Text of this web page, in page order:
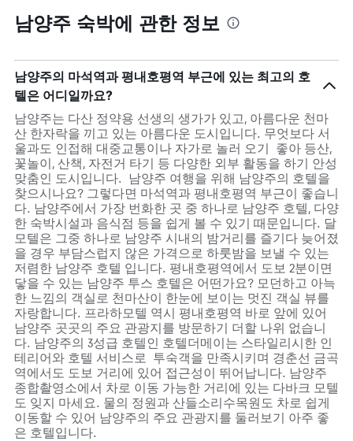
남양주 숙박에 관한 정보
남양주의 마석역과 평내호평역 부근에 있는 최고의 호
텔은 어디일까요?
남양주는 다산 정약용 선생의 생가가 있고, 아름다운 천마
산 한자락을 끼고 있는 아름다운 도시입니다. 무엇보다 서
울과도 인접해 대중교통이나 자가로 놀러 오기 좋아 등산,
꽃놀이, 산책, 자전거 타기 등 다양한 외부 활동을 하기 안성
맞춤인 도시입니다. 남양주 여행을 위해 남양주의 호텔을
찾으시나요? 그렇다면 마석역과 평내호평역 부근이 좋습니
다. 남양주에서 가장 번화한 곳 중 하나로 남양주 호텔, 다양
한 숙박시설과 음식점 등을 쉽게 볼 수 있기 때문입니다. 달
모텔은 그중 하나로 남양주 시내의 밤거리를 즐기다 늦어졌
을 경우 부담스럽지 않은 가격으로 하룻밤을 보낼 수 있는
저렴한 남양주 호텔 입니다. 평내호평역에서 도보 2분이면
닿을 수 있는 남양주 투스 호텔은 어떤가요? 모던하고 아늑
한 느낌의 객실로 천마산이 한눈에 보이는 멋진 객실 뷰를
자랑합니다. 프라하모텔 역시 평내호평역 바로 앞에 있어
남양주 곳곳의 주요 관광지를 방문하기 더할 나위 없습니
다. 남양주의 3성급 호텔인 호텔더메이는 스타일리시한 인
테리어와 호텔 서비스로 투숙객을 만족시키며 경춘선 금곡
역에서도 도보 거리에 있어 접근성이 뛰어납니다. 남양주
종합촬영소에서 차로 이동 가능한 거리에 있는 다바크 모텔
도 잊지 마세요. 물의 정원과 산들소리수목원도 차로 쉽게
이동할 수 있어 남양주의 주요 관광지를 둘러보기 아주 좋
은 호텔입니다.